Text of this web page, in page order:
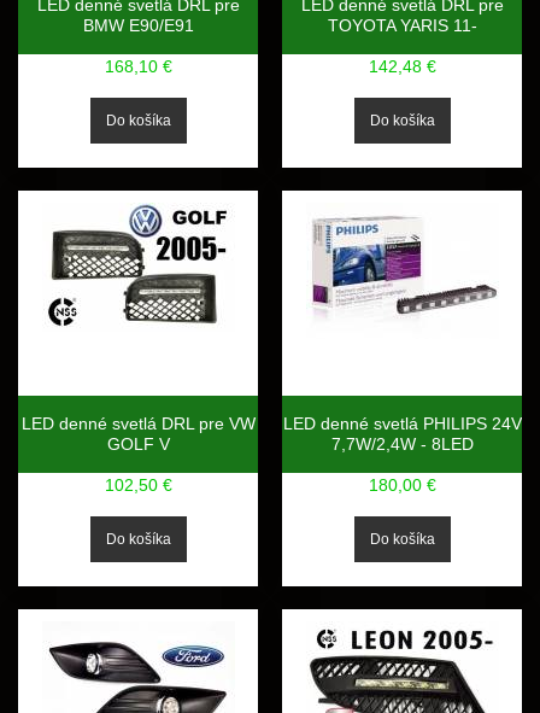
LED denné svetlá DRL pre
BMW E90/E91
168,10 €
LED denné svetlá DRL pre
TOYOTA YARIS 11-
142,48 €
LED denné svetlá DRL pre VW
GOLF V
102,50 €
LED denné svetlá PHILIPS 24V
7,7W/2,4W - 8LED
180,00 €